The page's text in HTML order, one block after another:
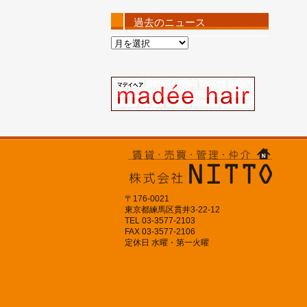
過去のニュース
過
ニ
ュ
ー
〒176-0021
東京都練馬区貫井3-22-12
TEL 03-3577-2103
FAX 03-3577-2106
定休日 水曜・第一火曜